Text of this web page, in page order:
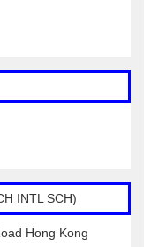
INTL SCH)
Hong Kong